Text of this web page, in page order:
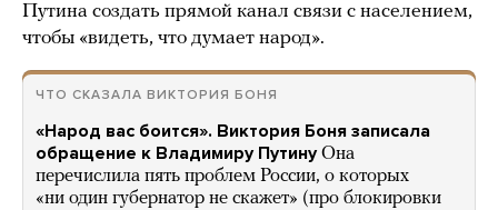
Путина создать прямой канал связи с населением,
чтобы «видеть, что думает народ».
ЧТО СКАЗАЛА ВИКТОРИЯ БОНЯ
«Народ вас боится». Виктория Боня записала
обращение к Владимиру ПутинуОна
перечислила пять проблем России, о которых
«ни один губернатор не скажет» (про блокировки